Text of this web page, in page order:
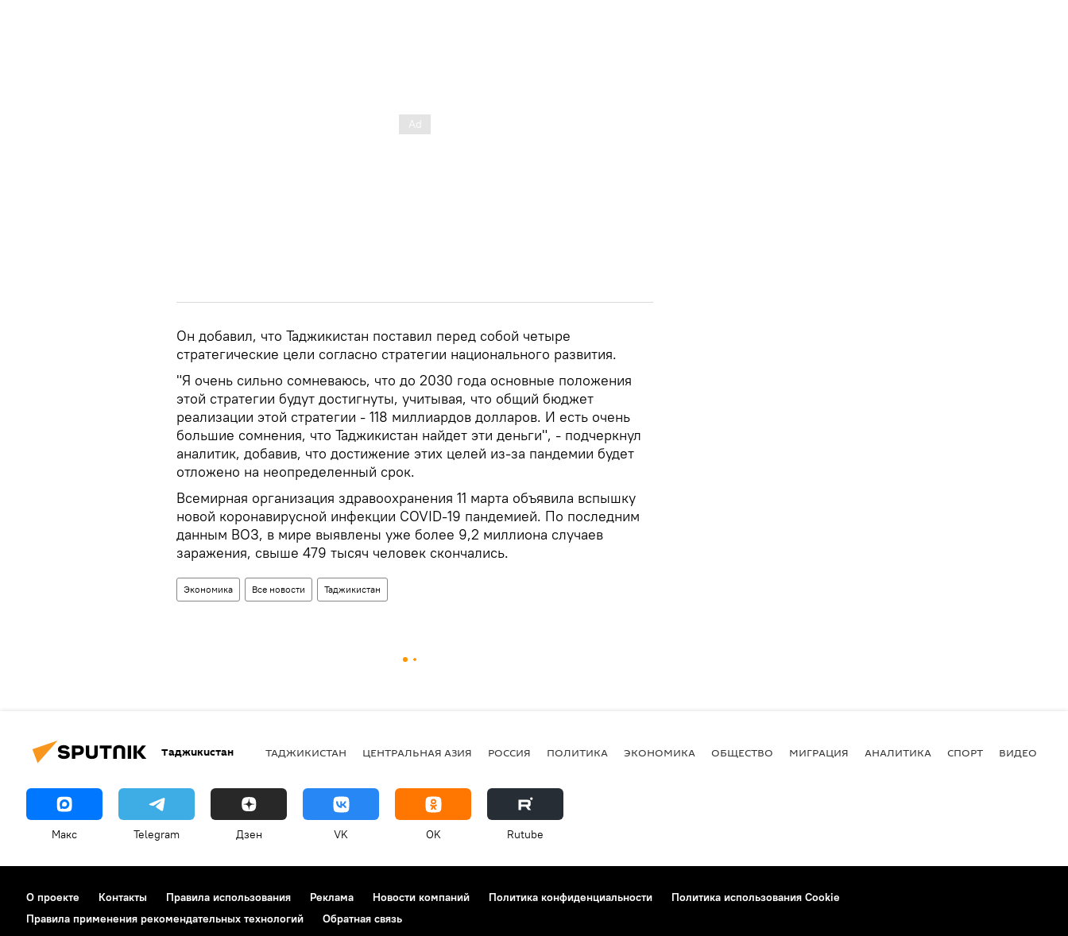
Он добавил, что Таджикистан поставил перед собой четыре
стратегические цели согласно стратегии национального развития.
"Я очень сильно сомневаюсь, что до 2030 года основные положения
этой стратегии будут достигнуты, учитывая, что общий бюджет
реализации этой стратегии - 118 миллиардов долларов. И есть очень
большие сомнения, что Таджикистан найдет эти деньги", - подчеркнул
аналитик, добавив, что достижение этих целей из-за пандемии будет
отложено на неопределенный срок.
Всемирная организация здравоохранения 11 марта объявила вспышку
новой коронавирусной инфекции COVID-19 пандемией. По последним
данным ВОЗ, в мире выявлены уже более 9,2 миллиона случаев
заражения, свыше 479 тысяч человек скончались.
Экономика Все новости Таджикистан
Таджикистан ТАДЖИКИСТАН ЦЕНТРАЛЬНАЯ АЗИЯ РОССИЯ ПОЛИТИКА ЭКОНОМИКА ОБЩЕСТВО МИГРАЦИЯ АНАЛИТИКА СПОРТ ВИДЕО
Макс Telegram Дзен VK OK Rutube
О проекте Контакты Правила использования Реклама Новости компаний Политика конфиденциальности
Политика использования Cookie
Правила применения рекомендательных технологий
Обратная связь